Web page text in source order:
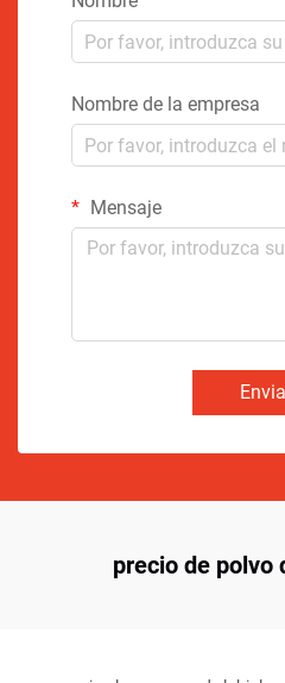
Nombre de la empresa
Mensaje
precio de polvo